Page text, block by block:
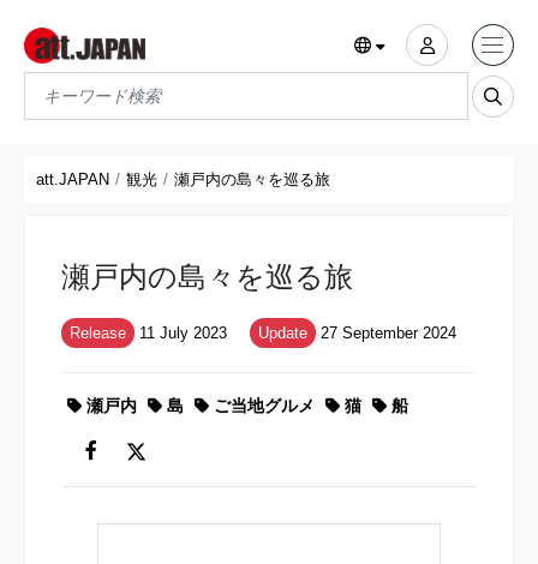
Translations title cont
att.JAPAN 観光 瀬戸内の島々を巡る旅
瀬戸内の島々を巡る旅
Release 11 July 2023 Update 27 September 2024
瀬戸内 島 ご当地グルメ 猫 船